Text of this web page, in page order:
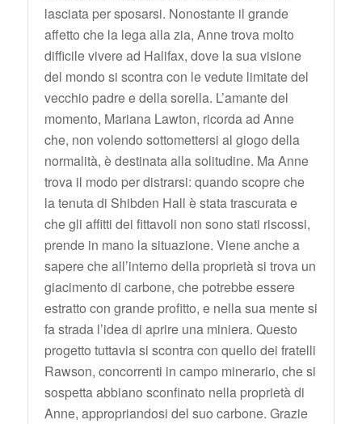
lasciata per sposarsi. Nonostante il grande
affetto che la lega alla zia, Anne trova molto
difficile vivere ad Halifax, dove la sua visione
del mondo si scontra con le vedute limitate del
vecchio padre e della sorella. L’amante del
momento, Mariana Lawton, ricorda ad Anne
che, non volendo sottomettersi al giogo della
normalità, è destinata alla solitudine. Ma Anne
trova il modo per distrarsi: quando scopre che
la tenuta di Shibden Hall è stata trascurata e
che gli affitti dei fittavoli non sono stati riscossi,
prende in mano la situazione. Viene anche a
sapere che all’interno della proprietà si trova un
giacimento di carbone, che potrebbe essere
estratto con grande profitto, e nella sua mente si
fa strada l’idea di aprire una miniera. Questo
progetto tuttavia si scontra con quello dei fratelli
Rawson, concorrenti in campo minerario, che si
sospetta abbiano sconfinato nella proprietà di
Anne, appropriandosi del suo carbone. Grazie